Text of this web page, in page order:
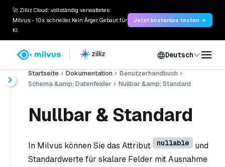
🚀 Zilliz Cloud: vollständig verwaltetes
Milvus - 10x schneller. Kein Ärger. Gebaut für
KI.
Jetzt kostenlos testen →
Deutsch
Startseite Dokumentation
Benutzerhandbuch
Schema &amp; Datenfelder
Nullbar &amp; Standard
Nullbar & Standard
In Milvus können Sie das Attribut nullable
und
Standardwerte für skalare Felder mit Ausnahme